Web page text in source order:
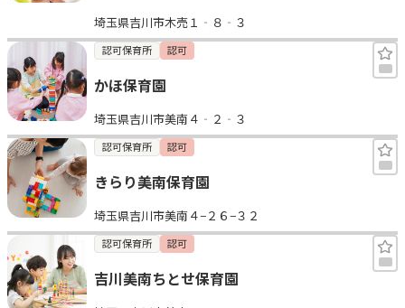
埼玉県吉川市木売１‐８‐３
認可保育所 認可
かほ保育園
埼玉県吉川市美南４‐２‐３
認可保育所 認可
きらり美南保育園
埼玉県吉川市美南４−２６−３２
認可保育所 認可
吉川美南ちとせ保育園